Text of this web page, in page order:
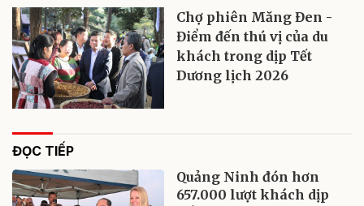
Chợ phiên Măng Đen -
Điểm đến thú vị của du
khách trong dịp Tết
Dương lịch 2026
ĐỌC TIẾP
Quảng Ninh đón hơn
657.000 lượt khách dịp